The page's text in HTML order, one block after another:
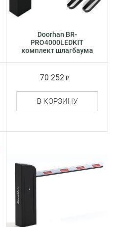
Doorhan BR-
PRO4000LEDKIT
комплект шлагбаума
70 252
В КОРЗИНУ